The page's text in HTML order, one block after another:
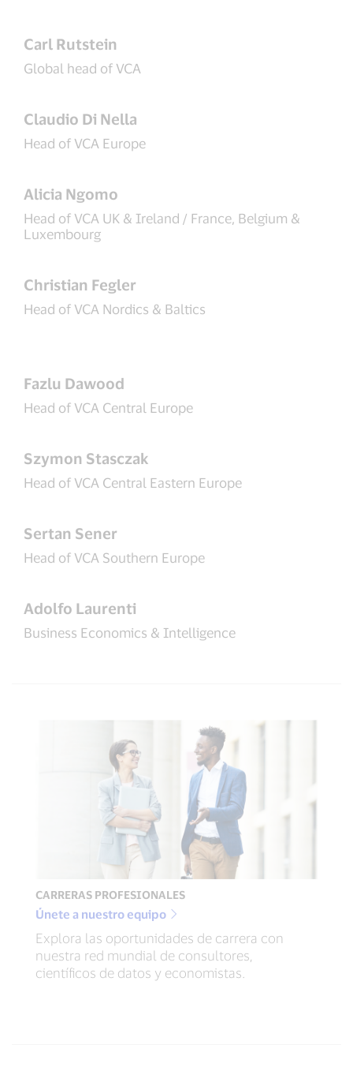
Carl Rutstein
Global head of VCA
Claudio Di Nella
Head of VCA Europe
Alicia Ngomo
Head of VCA UK & Ireland / France, Belgium &
Luxembourg
Christian Fegler
Head of VCA Nordics & Baltics
Fazlu Dawood
Head of VCA Central Europe
Szymon Stasczak
Head of VCA Central Eastern Europe
Sertan Sener
Head of VCA Southern Europe
Adolfo Laurenti
Business Economics & Intelligence
CARRERAS PROFESIONALES
Únete a nuestro equipo
Explora las oportunidades de carrera con
nuestra red mundial de consultores,
científicos de datos y economistas.